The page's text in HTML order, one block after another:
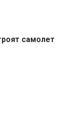
самолет